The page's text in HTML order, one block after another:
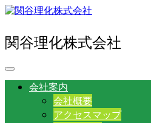
関谷理化株式会社
会社案内
会社概要
アクセスマップ